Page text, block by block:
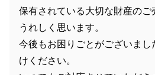
保有されている大切な財産のご
うれしく思います。
今後もお困りごとがございま
けください。